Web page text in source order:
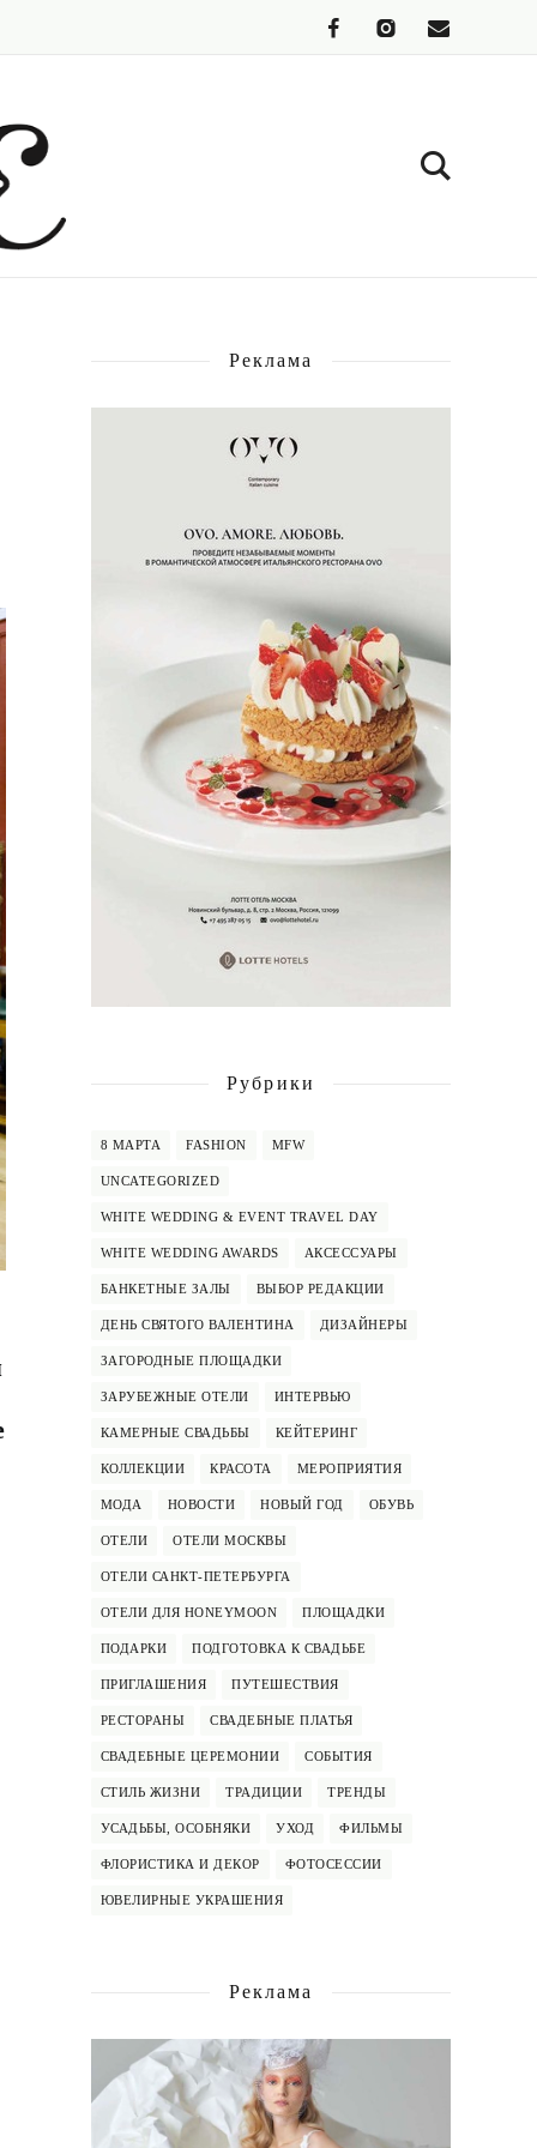
Реклама
Рубрики
8 МАРТА FASHION MFW
UNCATEGORIZED
WHITE WEDDING & EVENT TRAVEL DAY
WHITE WEDDING AWARDS АКСЕССУАРЫ
БАНКЕТНЫЕ ЗАЛЫ ВЫБОР РЕДАКЦИИ
ДЕНЬ СВЯТОГО ВАЛЕНТИНА ДИЗАЙНЕРЫ
ЗАГОРОДНЫЕ ПЛОЩАДКИ
ЗАРУБЕЖНЫЕ ОТЕЛИ ИНТЕРВЬЮ
КАМЕРНЫЕ СВАДЬБЫ КЕЙТЕРИНГ
КОЛЛЕКЦИИ КРАСОТА МЕРОПРИЯТИЯ
МОДА НОВОСТИ НОВЫЙ ГОД ОБУВЬ
ОТЕЛИ ОТЕЛИ МОСКВЫ
ОТЕЛИ САНКТ-ПЕТЕРБУРГА
ОТЕЛИ ДЛЯ HONEYMOON ПЛОЩАДКИ
ПОДАРКИ ПОДГОТОВКА К СВАДЬБЕ
ПРИГЛАШЕНИЯ ПУТЕШЕСТВИЯ
РЕСТОРАНЫ СВАДЕБНЫЕ ПЛАТЬЯ
СВАДЕБНЫЕ ЦЕРЕМОНИИ СОБЫТИЯ
СТИЛЬ ЖИЗНИ ТРАДИЦИИ ТРЕНДЫ
УСАДЬБЫ, ОСОБНЯКИ УХОД ФИЛЬМЫ
ФЛОРИСТИКА И ДЕКОР ФОТОСЕССИИ
ЮВЕЛИРНЫЕ УКРАШЕНИЯ
Реклама